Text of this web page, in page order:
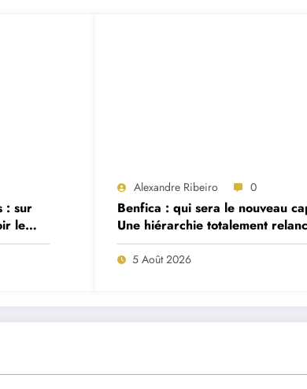
: sur
le
Alexandre Ribeiro 0
Benfica : qui sera le nouveau
Une hiérarchie totalement
deux départs majeurs
5 Août 2026